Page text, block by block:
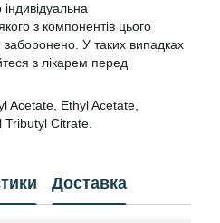
з компонентів цього
заборонено. У таких випадках
з лікарем перед
Acetate, Ethyl Acetate,
Citrate.
Доставка